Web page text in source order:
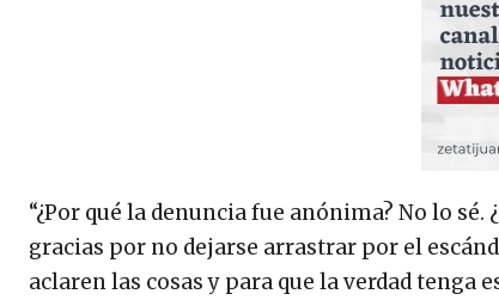
“¿Por qué la denuncia fue anónima? No lo
gracias por no dejarse arrastrar por el
aclaren las cosas y para que la verdad tenga